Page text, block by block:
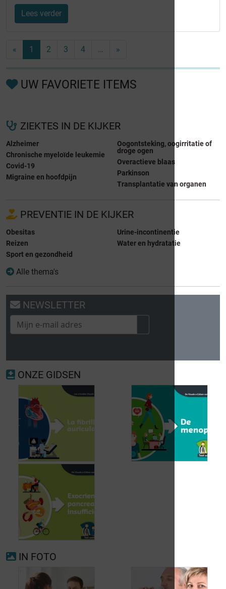
Lees verder
« 1 2 3 4 … »
UW FAVORIETE ITEMS
ZIEKTES IN DE KIJKER
Alzheimer
Chronische myeloïde leukemie
Covid-19
Migraine en hoofdpijn
Oogontsteking, oogirritatie of
droge ogen
Overactieve blaas
Parkinson
Transplantatie van organen
PREVENTIE IN DE KIJKER
Obesitas
Reizen
Sport en gezondheid
Urine-incontinentie
Water en hydratatie
Alle thema's
NEWSLETTER
ONZE GIDSEN
Voorkamerfibrillatie
IN FOTO